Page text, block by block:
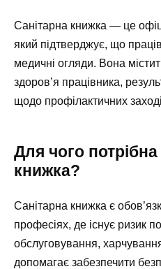
Санітарна книжка — це
який підтверджує, що
медичні огляди. Вона
здоров’я працівника,
щодо профілактичних
Для чого потрібна
книжка?
Санітарна книжка є
професіях, де існує ризик
обслуговування,
допомагає забезпечити